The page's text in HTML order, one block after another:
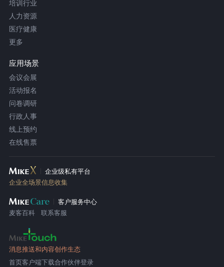
培训行业
人力资源
医疗健康
更多
应用场景
会议会展
活动报名
问卷调研
行政人事
线上预约
在线售票
企业级私有平台
企业全场景信息收集
客户服务中心
麦客百科
联系客服
消息推送和内容创作生态
首页客户端下载合作伙伴登录